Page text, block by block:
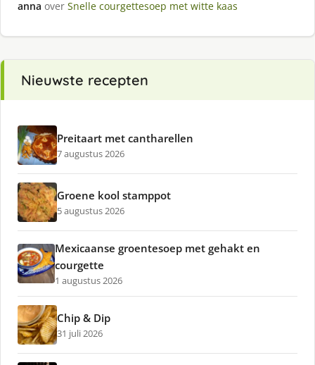
anna over Snelle courgettesoep met witte kaas
Nieuwste recepten
Preitaart met cantharellen
7 augustus 2026
Groene kool stamppot
5 augustus 2026
Mexicaanse groentesoep met gehakt en
courgette
1 augustus 2026
Chip & Dip
31 juli 2026